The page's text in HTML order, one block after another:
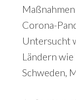
Corona-
Untersucht
Ländern
Schweden,